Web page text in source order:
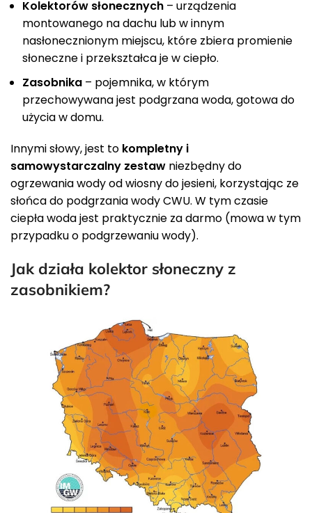
Kolektorów słonecznych – urządzenia
montowanego na dachu lub w innym
nasłonecznionym miejscu, które zbiera promienie
słoneczne i przekształca je w ciepło.
Zasobnika – pojemnika, w którym
przechowywana jest podgrzana woda, gotowa do
użycia w domu.
Innymi słowy, jest to kompletny i
samowystarczalny zestaw niezbędny do
ogrzewania wody od wiosny do jesieni, korzystając ze
słońca do podgrzania wody CWU. W tym czasie
ciepła woda jest praktycznie za darmo (mowa w tym
przypadku o podgrzewaniu wody).
Jak działa kolektor słoneczny z
zasobnikiem?